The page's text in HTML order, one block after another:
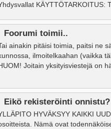
KÄYTTÖTARKOITUS:
Foorumi toimii..
ainakin pitäisi toimia, paitsi ne
ilmoitelkaahan (vaikka
Joitain yksityisviestejä on
Eikö rekisteröinti onnistu?
HYVÄKSYY KAIKKI
Nämä ovat